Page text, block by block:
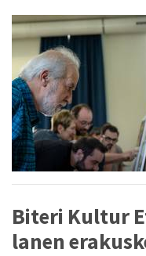
Biteri Kultur
lanen